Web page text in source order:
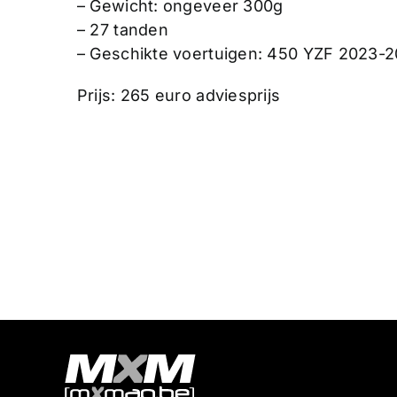
– Gewicht: ongeveer 300g
– 27 tanden
– Geschikte voertuigen: 450 YZF 2023-
Prijs: 265 euro adviesprijs